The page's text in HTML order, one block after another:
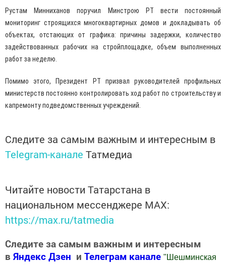
Рустам Минниханов поручил Минстрою РТ вести постоянный
мониторинг строящихся многоквартирных домов и докладывать об
объектах, отстающих от графика: причины задержки, количество
задействованных рабочих на стройплощадке, объем выполненных
работ за неделю.
Помимо этого, Президент РТ призвал руководителей профильных
министерств постоянно контролировать ход работ по строительству и
капремонту подведомственных учреждений.
Следите за самым важным и интересным в
Telegram-канале Татмедиа
Читайте новости Татарстана в
национальном мессенджере MАХ:
https://max.ru/tatmedia
Следите за самым важным и интересным
в Яндекс Дзен и Телеграм канале " Шешминская